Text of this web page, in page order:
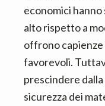
economici
alto rispetto a
offrono capienze
favorevoli.
prescindere
sicurezza dei